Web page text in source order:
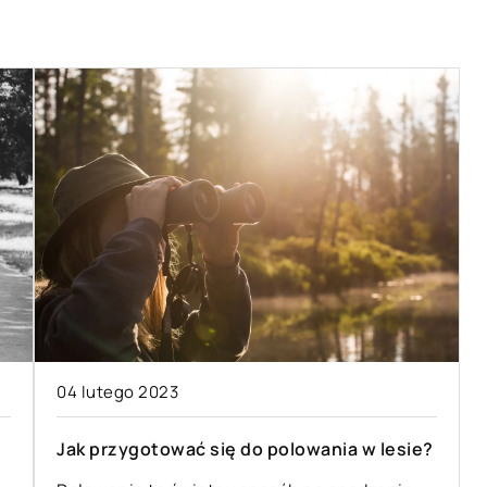
04 lutego 2023
Jak przygotować się do polowania w lesie?
na
zaszczyt,
SPOSÓB ŻYCIA I STYL
14 kwietnia 2021
napojów gazowanych – czym
ugasić pragnienie w upalne dni?